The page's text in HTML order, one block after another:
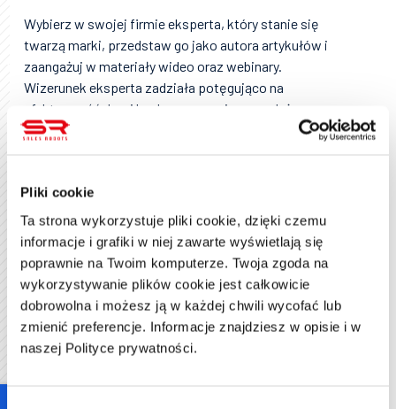
Pliki cookie
Ta strona wykorzystuje pliki cookie, dzięki czemu
informacje i grafiki w niej zawarte wyświetlają się
poprawnie na Twoim komputerze. Twoja zgoda na
wykorzystywanie plików cookie jest całkowicie
dobrowolna i możesz ją w każdej chwili wycofać lub
zmienić preferencje. Informacje znajdziesz w opisie i w
naszej Polityce prywatności.
Wybierz w swojej firmie eksperta, który stanie się
twarzą marki, przedstaw go jako autora artykułów i
zaangażuj w materiały wideo oraz webinary.
Wizerunek eksperta zadziała potęgująco na
efektywność drogi leada w procesie sprzedażowym.
Ile trwa i ile kosztuje wdrożenie
sprzedaży w oparciu o lead
journey?
W B2B zadanie na szczęście jest o wiele prostsze niż
w B2C. Rozwiązania e-commerce automatyzujące
obsługę tysięcy klientów i sprzedaż tysięcy
produktów wyceniane są w milionach złotych i wiążą
się ze żmudnym, wielomiesięcznym procesem.